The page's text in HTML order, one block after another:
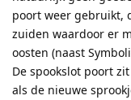
poort weer gebruikt,
zuiden waardoor er
oosten (naast
De spookslot poort
als de nieuwe